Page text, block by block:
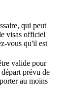
qui peut
visas officiel
vous qu'il est
valide pour
prévu de
au moins